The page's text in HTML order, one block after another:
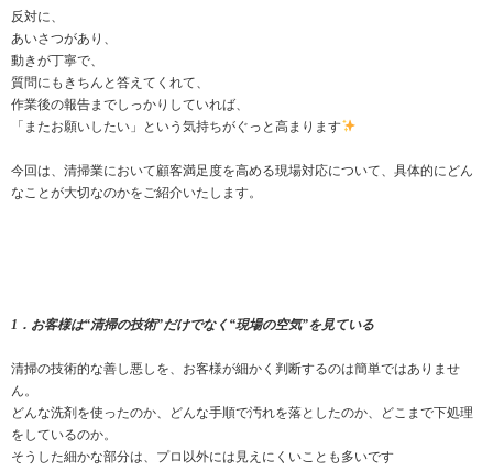
反対に、
あいさつがあり、
動きが丁寧で、
質問にもきちんと答えてくれて、
作業後の報告までしっかりしていれば、
「またお願いしたい」という気持ちがぐっと高まります
今回は、清掃業において顧客満足度を高める現場対応について、具体的にどん
なことが大切なのかをご紹介いたします。
1．お客様は“清掃の技術”だけでなく“現場の空気”を見ている
清掃の技術的な善し悪しを、お客様が細かく判断するのは簡単ではありませ
ん。
どんな洗剤を使ったのか、どんな手順で汚れを落としたのか、どこまで下処理
をしているのか。
そうした細かな部分は、プロ以外には見えにくいことも多いです